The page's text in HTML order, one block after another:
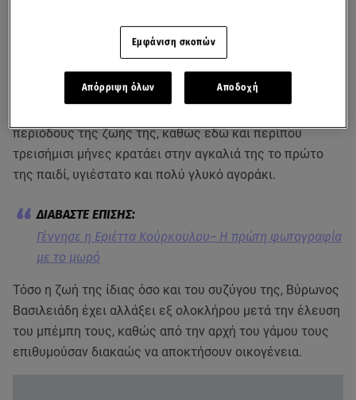
περιόδους της ζωής της, καθώς εδώ και περίπου
τρεισήμισι μήνες κρατάει στην αγκαλιά της το πρώτο
της παιδί, υγιέστατο και πολύ γλυκό αγοράκι.
Γέννησε η Εριέττα Κούρκουλου– Η πρώτη φωτογραφία
με το μωρό
Τόσο η ζωή της ίδιας όσο και του συζύγου της, Βύρωνος
Βασιλειάδη έχει αλλάξει εξ ολοκλήρου μετά την έλευση
του μπέμπη τους, καθώς από την αρχή του γάμου τους
επιθυμούσαν διακαώς να αποκτήσουν οικογένεια.
Εμφάνιση σκοπών
Απόρριψη όλων Αποδοχή